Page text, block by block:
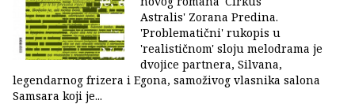
Astralis' Zorana Predina.
'Problematični' rukopis u
'realističnom' sloju melodrama je
dvojice partnera, Silvana,
legendarnog frizera i Egona, samoživog vlasnika salona
Samsara koji je...